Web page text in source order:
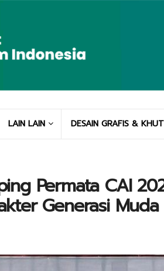
LAIN LAIN DESAIN GRAFIS &
Permata CAI
Generasi Muda